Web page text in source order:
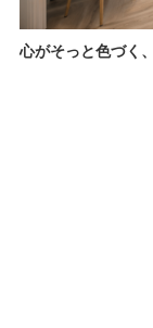
心がそっと色づく